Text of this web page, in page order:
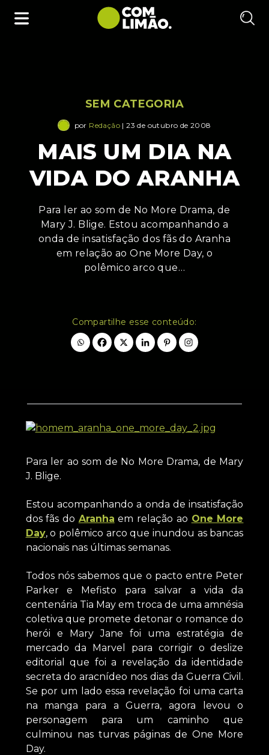
SEM CATEGORIA
por Redação | 23 de outubro de 2008
MAIS UM DIA NA
VIDA DO ARANHA
Para ler ao som de No More Drama, de
Mary J. Blige. Estou acompanhando a
onda de insatisfação dos fãs do Aranha
em relação ao One More Day, o
polêmico arco que…
Compartilhe esse conteúdo:
Para ler ao som de No More Drama, de Mary
J. Blige.
Estou acompanhando a onda de insatisfação
dos fãs do Aranha em relação ao One More
Day, o polêmico arco que inundou as bancas
nacionais nas últimas semanas.
Todos nós sabemos que o pacto entre Peter
Parker e Mefisto para salvar a vida da
centenária Tia May em troca de uma amnésia
coletiva que promete detonar o romance do
herói e Mary Jane foi uma estratégia de
mercado da Marvel para corrigir o deslize
editorial que foi a revelação da identidade
secreta do aracnídeo nos dias da Guerra Civil.
Se por um lado essa revelação foi uma carta
na manga para a Guerra, agora levou o
personagem para um caminho que
culminou nas turvas páginas de One More
Day.